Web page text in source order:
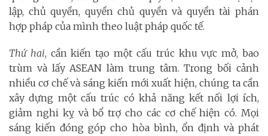
lập, chủ quyền, quyền chủ quyền và quyền tài phán
hợp pháp của mình theo luật pháp quốc tế.
Thứ hai, cần kiến tạo một cấu trúc khu vực mở, bao
trùm và lấy ASEAN làm trung tâm. Trong bối cảnh
nhiều cơ chế và sáng kiến mới xuất hiện, chúng ta cần
xây dựng một cấu trúc có khả năng kết nối lợi ích,
giảm nghi kỵ và bổ trợ cho các cơ chế hiện có. Mọi
sáng kiến đóng góp cho hòa bình, ổn định và phát